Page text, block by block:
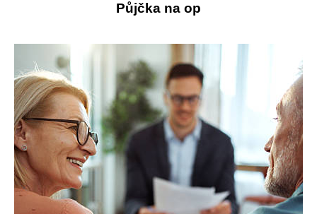
Půjčka na op